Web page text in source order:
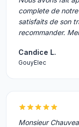
complete de
satisfaits de son
recommander.
Candice L.
GouyElec
Monsieur